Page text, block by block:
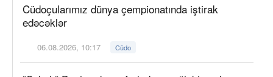
Cüdoçularımız dünya çempionatında iştirak
edəcəklər
06.08.2026, 10:17 Cüdo